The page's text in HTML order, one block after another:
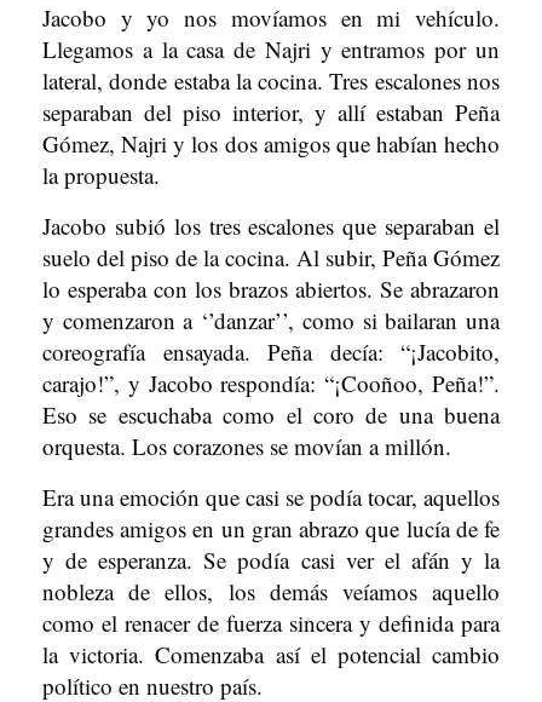
Jacobo y yo nos movíamos en mi vehículo.
Llegamos a la casa de Najri y entramos por un
lateral, donde estaba la cocina. Tres escalones nos
separaban del piso interior, y allí estaban Peña
Gómez, Najri y los dos amigos que habían hecho
la propuesta.
Jacobo subió los tres escalones que separaban el
suelo del piso de la cocina. Al subir, Peña Gómez
lo esperaba con los brazos abiertos. Se abrazaron
y comenzaron a ‘’danzar’’, como si bailaran una
coreografía ensayada. Peña decía: “¡Jacobito,
carajo!”, y Jacobo respondía: “¡Cooñoo, Peña!”.
Eso se escuchaba como el coro de una buena
orquesta. Los corazones se movían a millón.
Era una emoción que casi se podía tocar, aquellos
grandes amigos en un gran abrazo que lucía de fe
y de esperanza. Se podía casi ver el afán y la
nobleza de ellos, los demás veíamos aquello
como el renacer de fuerza sincera y definida para
la victoria. Comenzaba así el potencial cambio
político en nuestro país.